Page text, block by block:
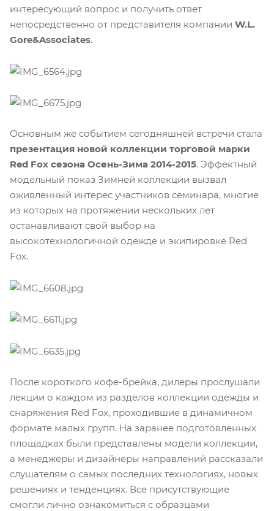
интересующий вопрос и получить ответ
непосредственно от представителя компании W.L.
Gore&Associates.
Основным же событием сегодняшней встречи стала
презентация новой коллекции торговой марки
Red Fox сезона Осень-Зима 2014-2015. Эффектный
модельный показ Зимней коллекции вызвал
оживленный интерес участников семинара, многие
из которых на протяжении нескольких лет
останавливают свой выбор на
высокотехнологичной одежде и экипировке Red
Fox.
После короткого кофе-брейка, дилеры прослушали
лекции о каждом из разделов коллекции одежды и
снаряжения Red Fox, проходившие в динамичном
формате малых групп. На заранее подготовленных
площадках были представлены модели коллекции,
а менеджеры и дизайнеры направлений рассказали
слушателям о самых последних технологиях, новых
решениях и тенденциях. Все присутствующие
смогли лично ознакомиться с образцами